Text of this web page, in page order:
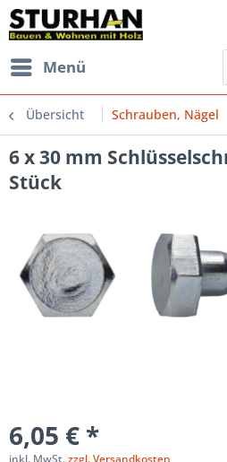
Menü
Übersicht Schrauben, Nägel
6 x 30 mm
Stück
6,05 € *
inkl. MwSt.zzgl. Versandkosten